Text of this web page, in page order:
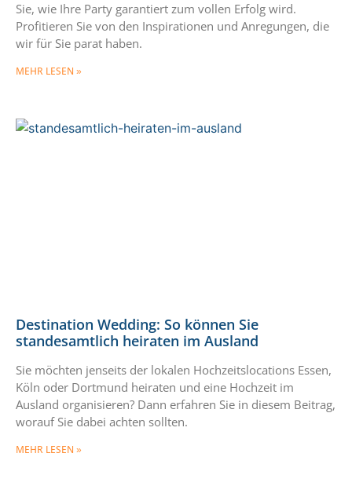
Sie, wie Ihre Party garantiert zum vollen Erfolg wird.
Profitieren Sie von den Inspirationen und Anregungen, die
wir für Sie parat haben.
MEHR LESEN »
Destination Wedding: So können Sie
standesamtlich heiraten im Ausland
Sie möchten jenseits der lokalen Hochzeitslocations Essen,
Köln oder Dortmund heiraten und eine Hochzeit im
Ausland organisieren? Dann erfahren Sie in diesem Beitrag,
worauf Sie dabei achten sollten.
MEHR LESEN »